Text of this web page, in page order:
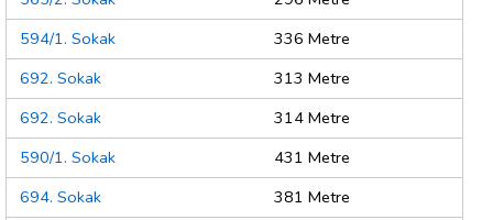
594/1. Sokak
336 Metre
692. Sokak
313 Metre
692. Sokak
314 Metre
590/1. Sokak
431 Metre
694. Sokak
381 Metre